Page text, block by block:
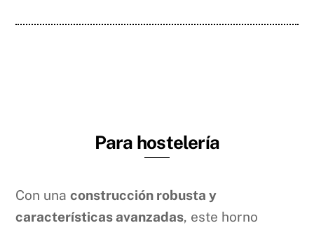
Para hostelería
Con unaconstrucción robusta y
características avanzadas, este horno